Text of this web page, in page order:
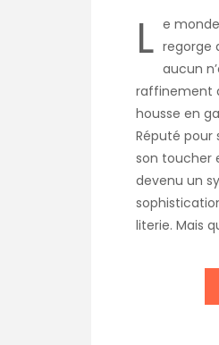
L e
regorge
aucun
raffinement
housse en
Réputé pour
son toucher
devenu un
literie. Mais